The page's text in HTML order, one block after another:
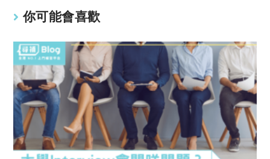
你可能會喜歡